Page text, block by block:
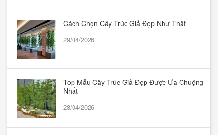
Cách Chọn Cây Trúc Giả Đẹp Như Thật
29/04/2026
Top Mẫu Cây Trúc Giả Đẹp Được Ưa Chuộng
Nhất
28/04/2026